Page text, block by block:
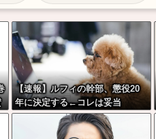
【速報】ルフィの幹部、懲役20
年に決定する←コレは妥当
か？？？？？？？